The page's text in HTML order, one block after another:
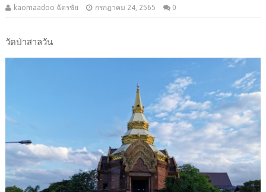
kaomaadoo ฉัตรชัย กรกฎาคม 24, 2565 0
วัดป่าสาลวัน